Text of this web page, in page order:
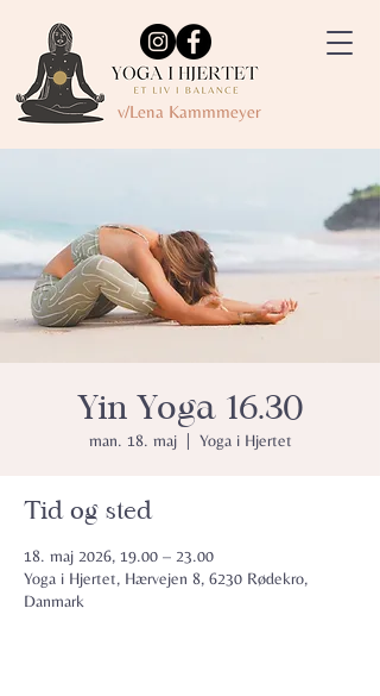
v/Lena Kammmeyer
Yin Yoga 16.30
man. 18. maj
  |
Yoga i Hjertet
Tid og sted
18. maj 2026, 19.00 – 23.00
Yoga i Hjertet, Hærvejen 8, 6230 Rødekro,
Danmark